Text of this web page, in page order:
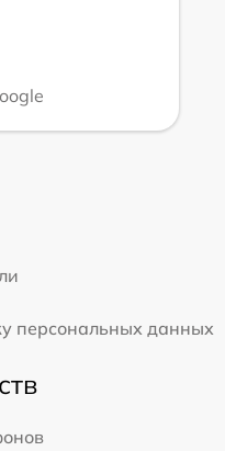
персональных данных